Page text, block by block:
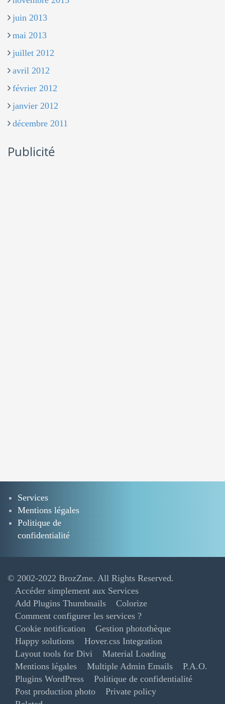
juin 2013
mai 2013
juillet 2012
avril 2012
février 2012
janvier 2012
décembre 2011
Publicité
Services
Mentions légales
Politique de
confidentialité
© 2002-2022 BrozZme. All Rights Reserved.
Accéder simplement aux Services
Add Plugins Thumbnails
Colorize
Comment configurer les services ?
Cookie notification
Gestion photothèque
Happy solutions
Hover.css Integration
Layout tools for Divi
Material Loading
Mentions légales
Multiple Admin Emails
P.A.O.
Plugins WordPress
Politique de confidentialité
Post production photo
Private policy